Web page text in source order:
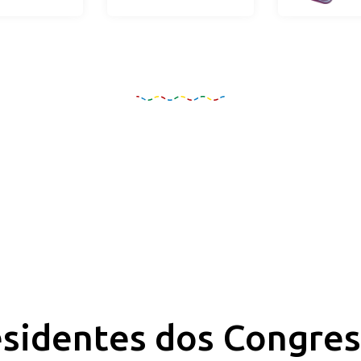
dos